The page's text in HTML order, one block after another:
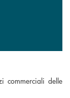
commerciali delle